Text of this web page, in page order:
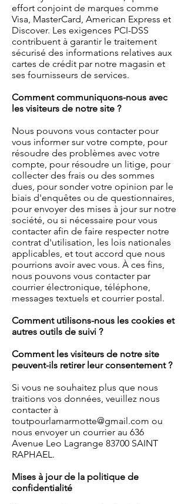
effort conjoint de marques comme
Visa, MasterCard, American Express et
Discover. Les exigences PCI-DSS
contribuent à garantir le traitement
sécurisé des informations relatives aux
cartes de crédit par notre magasin et
ses fournisseurs de services.
Comment communiquons-nous avec
les visiteurs de notre site ?
Nous pouvons vous contacter pour
vous informer sur votre compte, pour
résoudre des problèmes avec votre
compte, pour résoudre un litige, pour
collecter des frais ou des sommes
dues, pour sonder votre opinion par le
biais d'enquêtes ou de questionnaires,
pour envoyer des mises à jour sur notre
société, ou si nécessaire pour vous
contacter afin de faire respecter notre
contrat d'utilisation, les lois nationales
applicables, et tout accord que nous
pourrions avoir avec vous. À ces fins,
nous pouvons vous contacter par
courrier électronique, téléphone,
messages textuels et courrier postal.
Comment utilisons-nous les cookies et
autres outils de suivi ?
Comment les visiteurs de notre site
peuvent-ils retirer leur consentement ?
Si vous ne souhaitez plus que nous
traitions vos données, veuillez nous
contacter à
toutpourlamarmotte@gmail.com ou
nous envoyer un courrier au 636
Avenue Leo Lagrange 83700 SAINT
RAPHAEL.
Mises à jour de la politique de
confidentialité